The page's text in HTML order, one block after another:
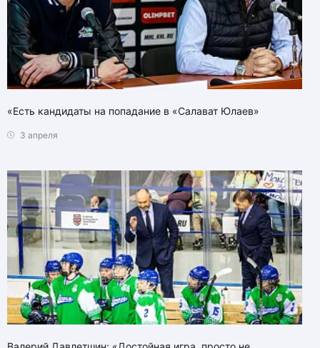
«Есть кандидаты на попадание в «Салават Юлаев»
3 апреля